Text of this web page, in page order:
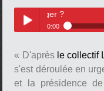
Play /
0:00
danger ?
« D'après le collectif
s'est déroulée en
et la présidence de